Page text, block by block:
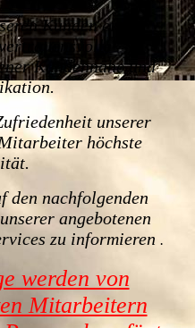
Kunden eine
Kundennähe und
unserer
höchste
den nachfolgenden
angebotenen
zu informieren .
werden von
Mitarbeitern